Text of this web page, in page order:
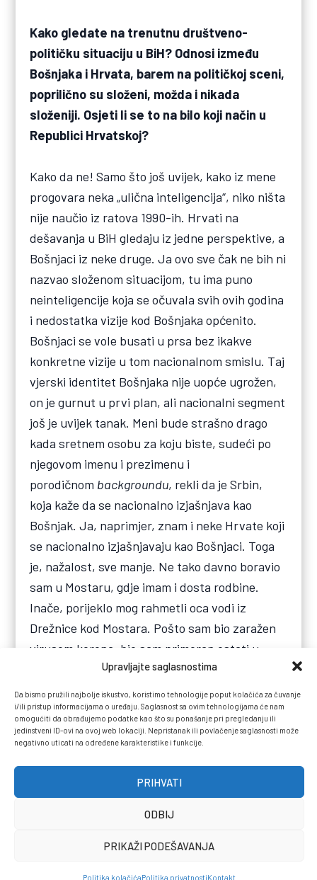
Upravljajte saglasnostima
Da bismo pružili najbolje iskustvo, koristimo tehnologije poput kolačića za čuvanje
i/ili pristup informacijama o uređaju. Saglasnost sa ovim tehnologijama će nam
omogućiti da obrađujemo podatke kao što su ponašanje pri pregledanju ili
jedinstveni ID-ovi na ovoj web lokaciji. Nepristanak ili povlačenje saglasnosti može
negativno uticati na određene karakteristike i funkcije.
PRIHVATI
ODBIJ
PRIKAŽI PODEŠAVANJA
Politika kolačićaPolitika privatnostiKontakt
Kako gledate na trenutnu društveno-
političku situaciju u BiH? Odnosi između
Bošnjaka i Hrvata, barem na političkoj sceni,
poprilično su složeni, možda i nikada
složeniji. Osjeti li se to na bilo koji način u
Republici Hrvatskoj?
Kako da ne! Samo što još uvijek, kako iz mene
progovara neka „ulična inteligencija“, niko ništa
nije naučio iz ratova 1990-ih. Hrvati na
dešavanja u BiH gledaju iz jedne perspektive, a
Bošnjaci iz neke druge. Ja ovo sve čak ne bih ni
nazvao složenom situacijom, tu ima puno
neinteligencije koja se očuvala svih ovih godina
i nedostatka vizije kod Bošnjaka općenito.
Bošnjaci se vole busati u prsa bez ikakve
konkretne vizije u tom nacionalnom smislu. Taj
vjerski identitet Bošnjaka nije uopće ugrožen,
on je gurnut u prvi plan, ali nacionalni segment
još je uvijek tanak. Meni bude strašno drago
kada sretnem osobu za koju biste, sudeći po
njegovom imenu i prezimenu i
porodičnom backgroundu, rekli da je Srbin,
koja kaže da se nacionalno izjašnjava kao
Bošnjak. Ja, naprimjer, znam i neke Hrvate koji
se nacionalno izjašnjavaju kao Bošnjaci. Toga
je, nažalost, sve manje. Ne tako davno boravio
sam u Mostaru, gdje imam i dosta rodbine.
Inače, porijeklo mog rahmetli oca vodi iz
Drežnice kod Mostara. Pošto sam bio zaražen
virusom korona, bio sam primoran ostati u
Mostaru nekoliko dana. Stanje kakvo je tamo
jako me razočaralo. Poražavajuće je kako se ne
može pronaći zajednički jezik. Probleme pravi,
što sam uvijek govorio i što i dan-danas
govorim, to što je projekt Herceg-Bosne još
ona automatski za sobom povlači i pitanje
sve drugo što može biti tempirana bomba.
Uprkos svim tim negativnostima, Mostar, pa i